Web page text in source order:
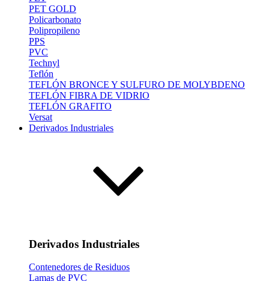
PET GOLD
Policarbonato
Polipropileno
PPS
PVC
Technyl
Teflón
TEFLÓN BRONCE Y SULFURO DE MOLYBDENO
TEFLÓN FIBRA DE VIDRIO
TEFLÓN GRAFITO
Versat
Derivados Industriales
Derivados Industriales
Contenedores de Residuos
Lamas de PVC